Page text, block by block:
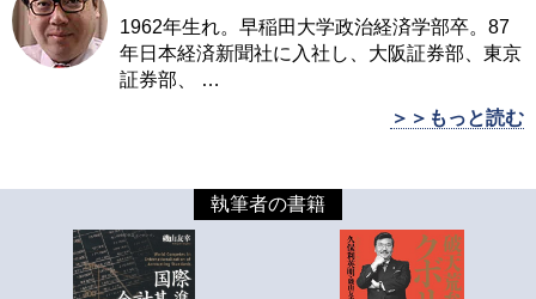
1962年生れ。早稲田大学政治経済学部卒。87
年日本経済新聞社に入社し、大阪証券部、東京
証券部、
…
＞＞もっと読む
執筆者の書籍